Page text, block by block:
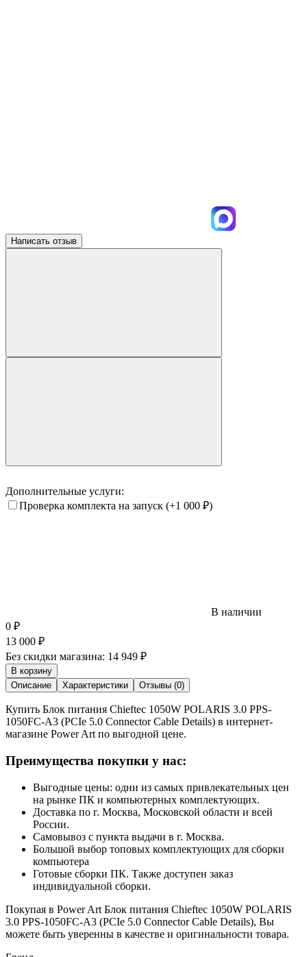
Написать отзыв
Дополнительные услуги:
Проверка комплекта на запуск (+1 000 ₽)
В наличии
0 ₽
13 000 ₽
Без скидки магазина: 14 949 ₽
В корзину
Описание
Характеристики Отзывы (0)
Купить Блок питания Chieftec 1050W POLARIS 3.0 PPS-
1050FC-A3 (PCIe 5.0 Connector Cable Details) в интернет-
магазине Power Art по выгодной цене.
Преимущества покупки у нас:
Выгодные цены: одни из самых привлекательных цен
на рынке ПК и компьютерных комплектующих.
Доставка по г. Москва, Московской области и всей
России.
Самовывоз с пункта выдачи в г. Москва.
Большой выбор топовых комплектующих для сборки
компьютера
Готовые сборки ПК. Также доступен заказ
индивидуальной сборки.
Покупая в Power Art Блок питания Chieftec 1050W POLARIS
3.0 PPS-1050FC-A3 (PCIe 5.0 Connector Cable Details), Вы
можете быть уверенны в качестве и оригинальности товара.